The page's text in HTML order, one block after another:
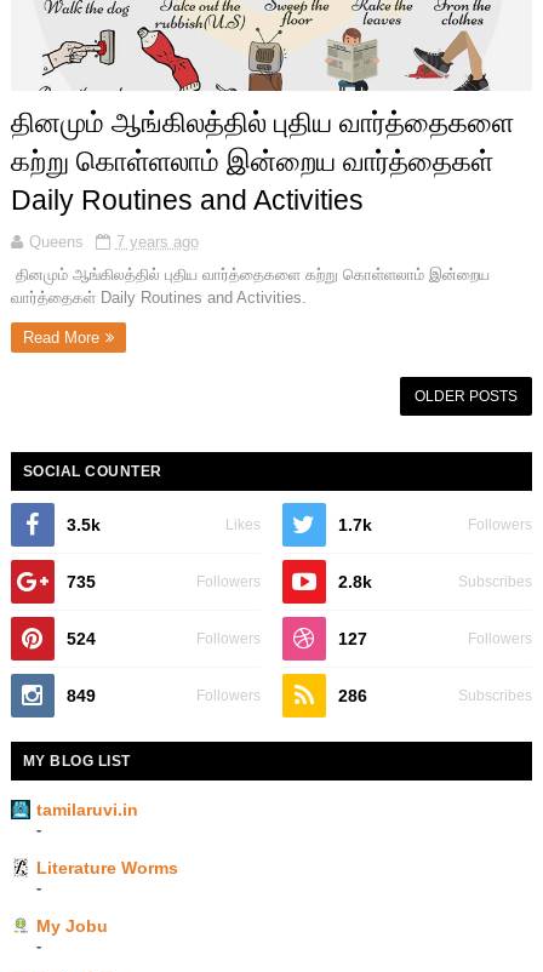
தினமும் ஆங்கிலத்தில் புதிய வார்த்தைகளை
கற்று கொள்ளலாம் இன்றைய வார்த்தைகள்
Daily Routines and Activities
Queens
7 years ago
தினமும் ஆங்கிலத்தில் புதிய வார்த்தைகளை கற்று கொள்ளலாம் இன்றைய
வார்த்தைகள் Daily Routines and Activities.
Read More
OLDER POSTS
SOCIAL COUNTER
3.5k Likes 1.7k Followers
735 Followers 2.8k Subscribes
524 Followers 127 Followers
849 Followers 286 Subscribes
MY BLOG LIST
tamilaruvi.in
-
Literature Worms
-
My Jobu
-